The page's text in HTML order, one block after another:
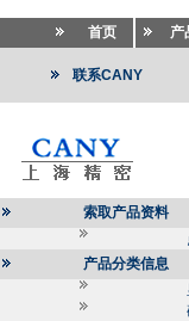
首页 产
联系CANY
索取产品资料
产品分类信息